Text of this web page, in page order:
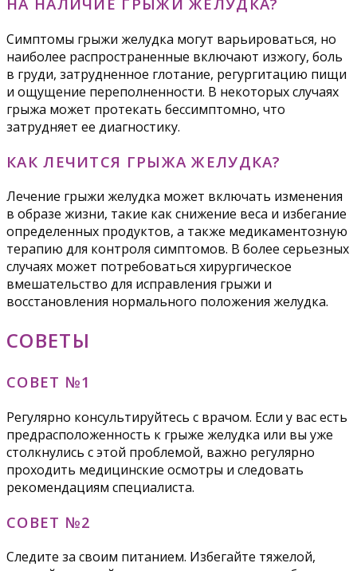
Симптомы грыжи желудка могут варьироваться, но
наиболее распространенные включают изжогу, боль
в груди, затрудненное глотание, регургитацию пищи
и ощущение переполненности. В некоторых случаях
грыжа может протекать бессимптомно, что
затрудняет ее диагностику.
КАК ЛЕЧИТСЯ ГРЫЖА ЖЕЛУДКА?
Лечение грыжи желудка может включать изменения
в образе жизни, такие как снижение веса и избегание
определенных продуктов, а также медикаментозную
терапию для контроля симптомов. В более серьезных
случаях может потребоваться хирургическое
вмешательство для исправления грыжи и
восстановления нормального положения желудка.
СОВЕТЫ
СОВЕТ №1
Регулярно консультируйтесь с врачом. Если у вас есть
предрасположенность к грыже желудка или вы уже
столкнулись с этой проблемой, важно регулярно
проходить медицинские осмотры и следовать
рекомендациям специалиста.
СОВЕТ №2
Следите за своим питанием. Избегайте тяжелой,